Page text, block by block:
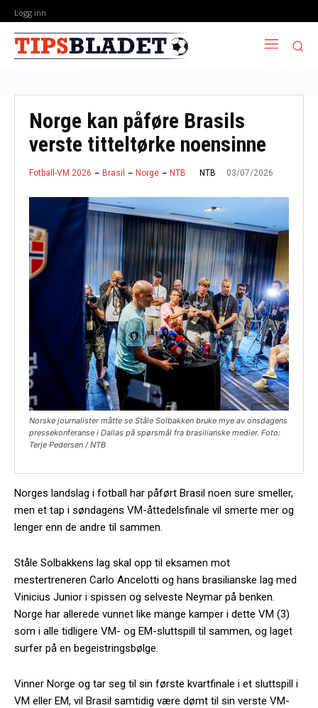
Logg inn
Norge kan påføre Brasils
verste titteltørke noensinne
Fotball-VM 2026 Brasil Norge NTB NTB 03/07/2026
Norske journalister måtte se Ståle Solbakken bruke mye av onsdagens
pressekonferanse i Dallas på spørsmål fra brasilianske medier. Foto:
Terje Pedersen / NTB
Norges landslag i fotball har påført Brasil noen sure smeller,
men et tap i søndagens VM-åttedelsfinale vil smerte mer og
lenger enn de andre til sammen.
Ståle Solbakkens lag skal opp til eksamen mot
mestertreneren Carlo Ancelotti og hans brasilianske lag med
Vinicius Junior i spissen og selveste Neymar på benken.
Norge har allerede vunnet like mange kamper i dette VM (3)
som i alle tidligere VM- og EM-sluttspill til sammen, og laget
surfer på en begeistringsbølge.
Vinner Norge og tar seg til sin første kvartfinale i et sluttspill i
VM eller EM, vil Brasil samtidig være dømt til sin verste VM-